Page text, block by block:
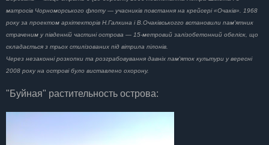
матросів Чорноморського флоту — учасників повстання на крейсері «Очаків». 1968
року за проектом архітекторів Н.Галкина і В.Очаківськогго встановили пам'ятник
страченим у південній частині острова — 15-метровий залізобетонний обеліск, що
складається з трьох стилізованих під вітрила пілонів.
Через незаконні розкопки та розграбовування давніх пам'яток культури у вересні
2008 року на острові було виставлено охорону.
"Буйная" растительность острова: